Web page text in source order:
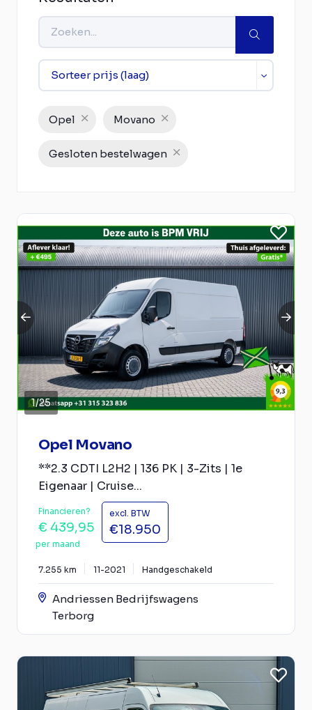
Opel Movano
Gesloten bestelwagen
1/25
Opel Movano
**2.3 CDTI L2H2 | 136 PK | 3-Zits | 1e
Eigenaar | Cruise...
Financieren?
€ 439,95
per maand
excl. BTW
€18.950
7.255 km 11-2021 Handgeschakeld
Andriessen Bedrijfswagens
Terborg